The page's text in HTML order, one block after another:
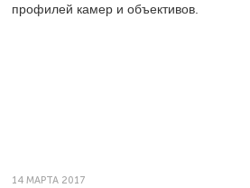
профилей камер и объективов.
14 МАРТА 2017